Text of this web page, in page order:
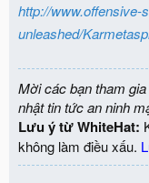
http://www.offensive-
unleashed/
Mời các bạn tham gia
nhật tin tức an ninh
Lưu ý từ WhiteHat:
không làm điều xấu.